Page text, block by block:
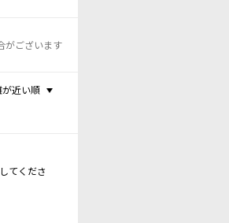
がございます
が近い順
てくださ